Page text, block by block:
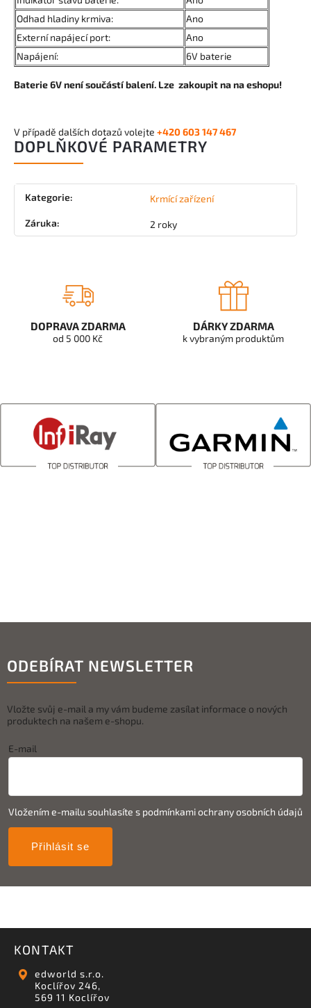
Odhad hladiny krmiva:
Ano
Externí napájecí port:
Ano
Napájení:
6V baterie
Baterie 6V není součástí balení. Lze zakoupit na na eshopu!
V případě dalších dotazů volejte +420 603 147 467
DOPLŇKOVÉ PARAMETRY
Kategorie: Krmící zařízení
Záruka: 2 roky
DOPRAVA ZDARMA
od 5 000 Kč
DÁRKY ZDARMA
k vybraným produktům
ODEBÍRAT NEWSLETTER
Vložte svůj e-mail a my vám budeme zasílat informace o nových
produktech na našem e-shopu.
E-mail
Vložením e-mailu souhlasíte s podmínkami ochrany osobních údajů
Přihlásit se
KONTAKT
edworld s.r.o.
Koclířov 246,
569 11 Koclířov